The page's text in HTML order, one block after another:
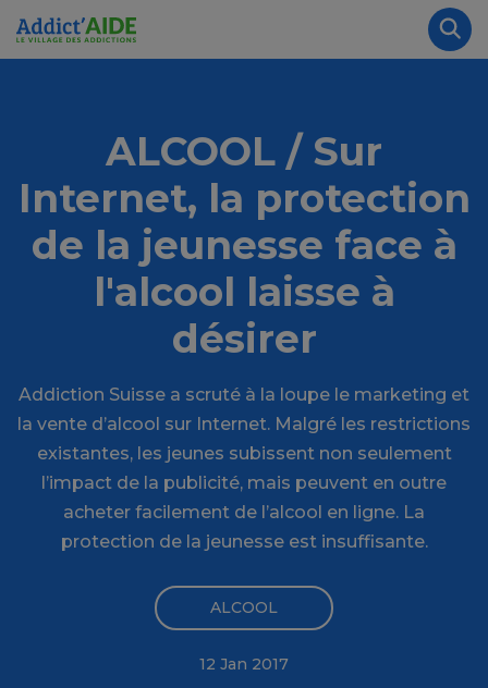
Aller au contenu principal
ALCOOL / Sur
Internet, la protection
de la jeunesse face à
l'alcool laisse à
désirer
Addiction Suisse a scruté à la loupe le marketing et
la vente d’alcool sur Internet. Malgré les restrictions
existantes, les jeunes subissent non seulement
l’impact de la publicité, mais peuvent en outre
acheter facilement de l’alcool en ligne. La
protection de la jeunesse est insuffisante.
ALCOOL
12 Jan 2017
Panneau de gestion des cookies